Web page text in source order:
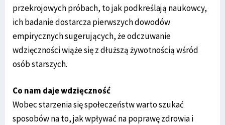
przekrojowych próbach, to jak podkreślają naukowcy,
ich badanie dostarcza pierwszych dowodów
empirycznych sugerujących, że odczuwanie
wdzięczności wiąże się z dłuższą żywotnością wśród
osób starszych.
Co nam daje wdzięczność
Wobec starzenia się społeczeństw warto szukać
sposobów na to, jak wpływać na poprawę zdrowia i